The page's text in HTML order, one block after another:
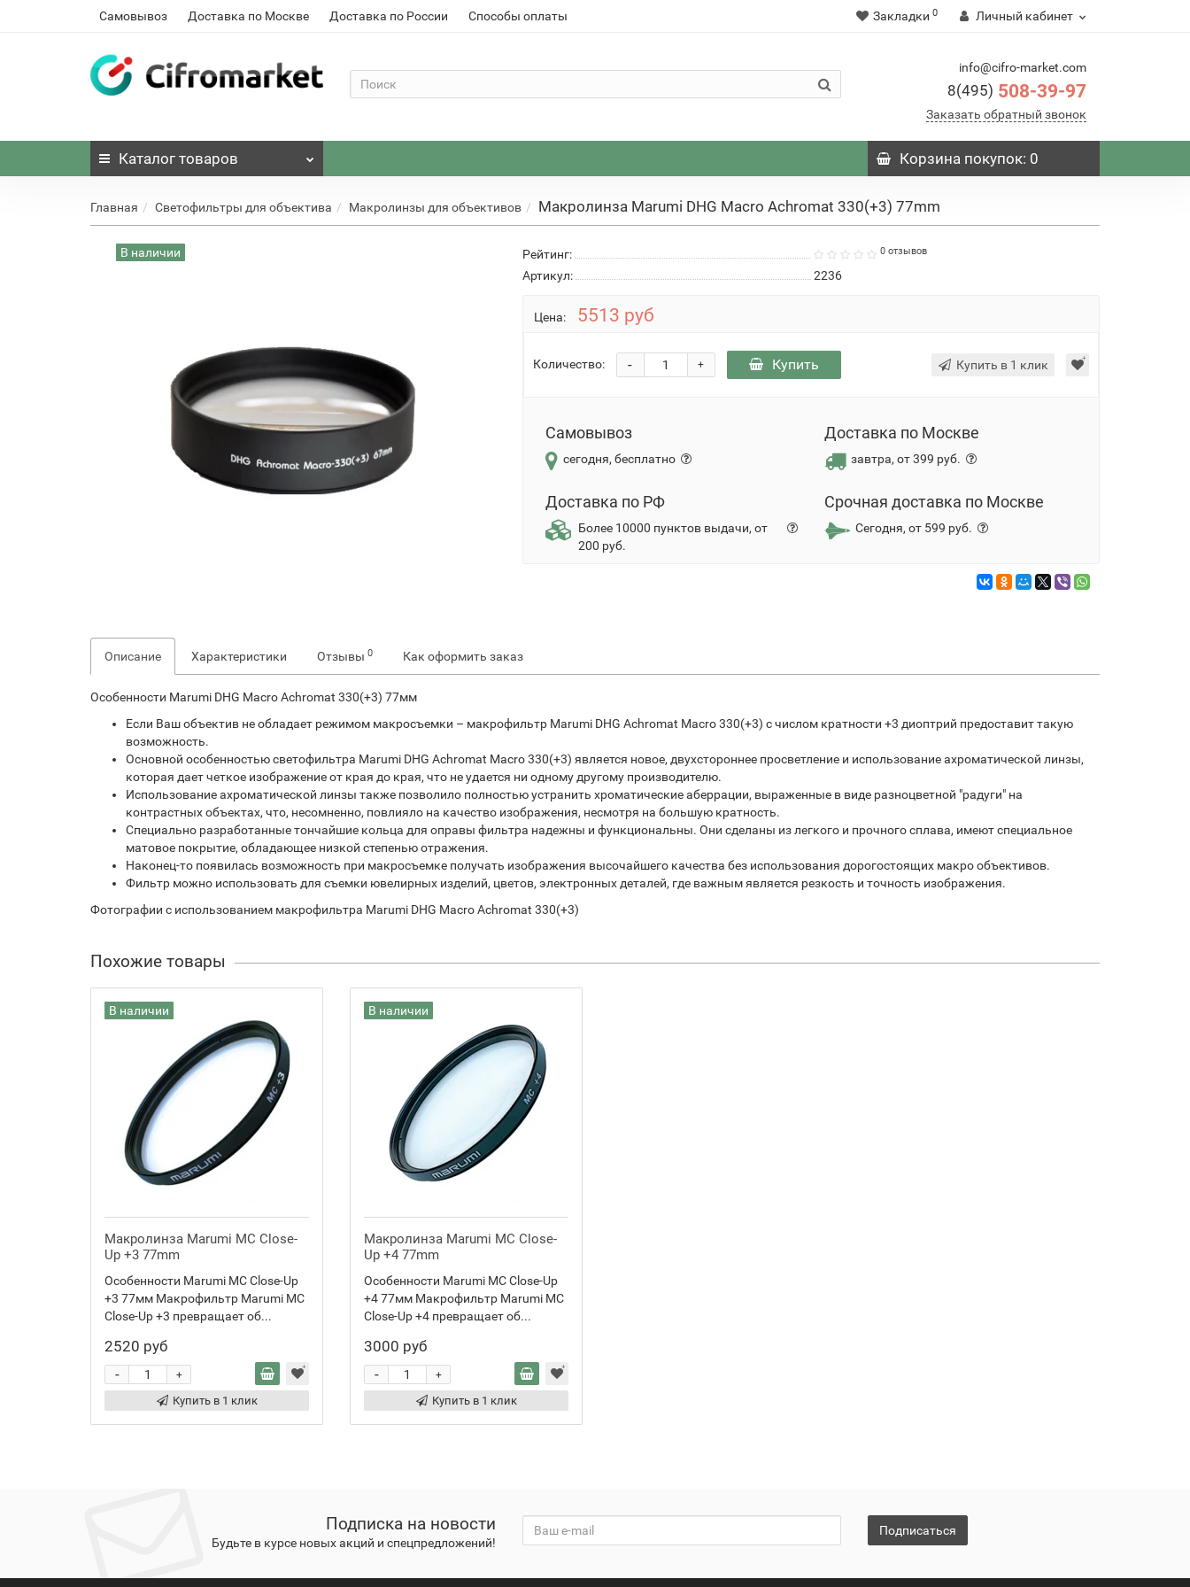
Самовывоз Доставка по Москве Доставка по России Способы оплаты Закладки 0 Личный кабинет
info@cifro-market.com
8(495) 508-39-97
Заказать обратный звонок
Каталог товаров Корзинапокупок: 0
Главная Светофильтры для объектива Макролинзы для объективов Макролинза Marumi DHG Macro Achromat 330(+3) 77mm
В наличии Рейтинг: 0 отзывов
Артикул: 2236
Цена: 5513 руб
Количество: +
- Купить Купить в 1 клик
Самовывоз
сегодня, бесплатно
Доставка по Москве
завтра, от 399 руб.
Доставка по РФ
Более 10000 пунктов выдачи, от
200 руб.
Срочная доставка по Москве
Сегодня, от 599 руб.
Описание Характеристики Отзывы 0 Как оформить заказ
Особенности Marumi DHG Macro Achromat 330(+3) 77мм
Если Ваш объектив не обладает режимом макросъемки – макрофильтр Marumi DHG Achromat Macro 330(+3) с числом кратности +3 диоптрий предоставит такую
возможность.
Основной особенностью светофильтра Marumi DHG Achromat Macro 330(+3) является новое, двухстороннее просветление и использование ахроматической линзы,
которая дает четкое изображение от края до края, что не удается ни одному другому производителю.
Использование ахроматической линзы также позволило полностью устранить хроматические аберрации, выраженные в виде разноцветной "радуги" на
контрастных объектах, что, несомненно, повлияло на качество изображения, несмотря на большую кратность.
Специально разработанные тончайшие кольца для оправы фильтра надежны и функциональны. Они сделаны из легкого и прочного сплава, имеют специальное
матовое покрытие, обладающее низкой степенью отражения.
Наконец-то появилась возможность при макросъемке получать изображения высочайшего качества без использования дорогостоящих макро объективов.
Фильтр можно использовать для съемки ювелирных изделий, цветов, электронных деталей, где важным является резкость и точность изображения.
Фотографии с использованием макрофильтра Marumi DHG Macro Achromat 330(+3)
Похожие товары
В наличии
Макролинза Marumi MC Close-
Up +3 77mm
Особенности Marumi MC Close-Up
+3 77мм Макрофильтр Marumi MC
Close-Up +3 превращает об...
2520 руб
+
-
Купить в 1 клик
В наличии
Макролинза Marumi MC Close-
Up +4 77mm
Особенности Marumi MC Close-Up
+4 77мм Макрофильтр Marumi MC
Close-Up +4 превращает об...
3000 руб
+
-
Купить в 1 клик
Подписка на новости
Будьте в курсе новых акций и спецпредложений!
Подписаться